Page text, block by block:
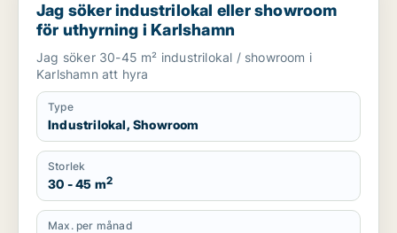
Jag söker industrilokal eller showroom
för uthyrning i Karlshamn
Jag söker 30-45 m² industrilokal / showroom i
Karlshamn att hyra
Type
Industrilokal, Showroom
Storlek
30 - 45 m2
Max. per månad